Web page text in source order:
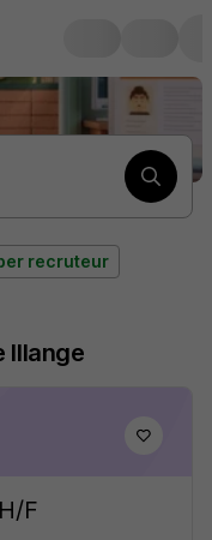
recruteur
Illange
F